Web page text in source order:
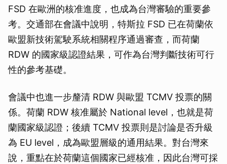
FSD 在歐洲的核准進度，也成為台灣審驗的重要參
考。交通部在會議中說明，特斯拉 FSD 已在荷蘭依
歐盟新技術駕駛系統相關程序通過審查，而荷蘭
RDW 的國家級認證結果，可作為台灣判斷技術可行
性的參考基礎。
會議中也進一步釐清 RDW 與歐盟 TCMV 投票的關
係。荷蘭 RDW 核准屬於 National level，也就是荷
蘭國家級認證；後續 TCMV 投票則是討論是否升級
為 EU level，成為歐盟層級的通用結果。對台灣來
說，重點在於荷蘭這個國家已經核准，因此台灣可採